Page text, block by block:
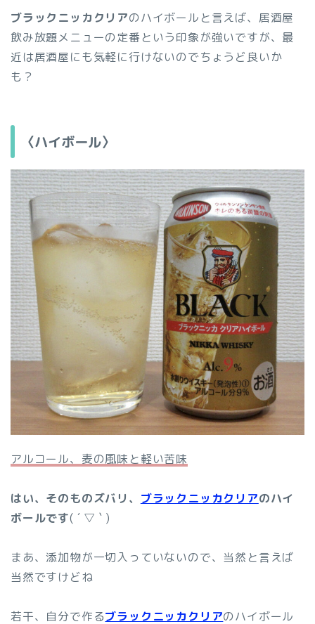
ブラックニッカクリアのハイボールと言えば、居酒屋
飲み放題メニューの定番という印象が強いですが、最
近は居酒屋にも気軽に行けないのでちょうど良いか
も？
〈ハイボール〉
アルコール、麦の風味と軽い苦味
はい、そのものズバリ、 ブラックニッカクリアのハイ
ボールです( ´ ▽ ` )
まあ、添加物が一切入っていないので、当然と言えば
当然ですけどね
若干、自分で作るブラックニッカクリアのハイボール